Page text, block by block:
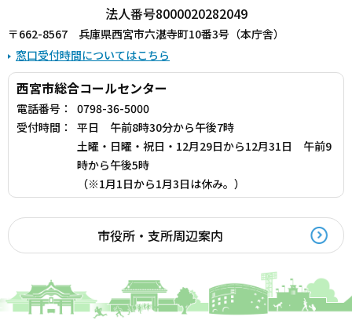
法人番号8000020282049
〒662-8567 兵庫県西宮市六湛寺町10番3号（本庁舎）
窓口受付時間についてはこちら
西宮市総合コールセンター
電話番号：
0798-36-5000
受付時間：
平日 午前8時30分から午後7時
土曜・日曜・祝日・12月29日から12月31日 午前9
時から午後5時
（※1月1日から1月3日は休み。）
市役所・支所周辺案内